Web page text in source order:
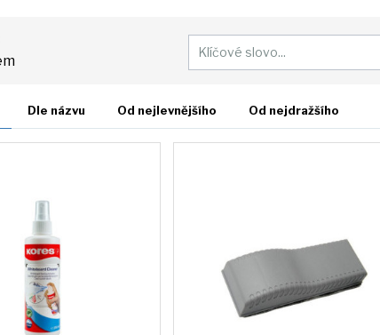
Dle názvu Od nejlevnějšího Od nejdražšího